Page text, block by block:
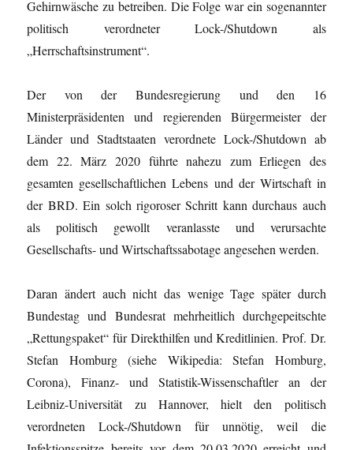
Gehirnwäsche zu betreiben. Die Folge war ein sogenannter
politisch verordneter Lock-/Shutdown als
„Herrschaftsinstrument“.
Der von der Bundesregierung und den 16
Ministerpräsidenten und regierenden Bürgermeister der
Länder und Stadtstaaten verordnete Lock-/Shutdown ab
dem 22. März 2020 führte nahezu zum Erliegen des
gesamten gesellschaftlichen Lebens und der Wirtschaft in
der BRD. Ein solch rigoroser Schritt kann durchaus auch
als politisch gewollt veranlasste und verursachte
Gesellschafts- und Wirtschaftssabotage angesehen werden.
Daran ändert auch nicht das wenige Tage später durch
Bundestag und Bundesrat mehrheitlich durchgepeitschte
„Rettungspaket“ für Direkthilfen und Kreditlinien. Prof. Dr.
Stefan Homburg (siehe Wikipedia: Stefan Homburg,
Corona), Finanz- und Statistik-Wissenschaftler an der
Leibniz-Universität zu Hannover, hielt den politisch
verordneten Lock-/Shutdown für unnötig, weil die